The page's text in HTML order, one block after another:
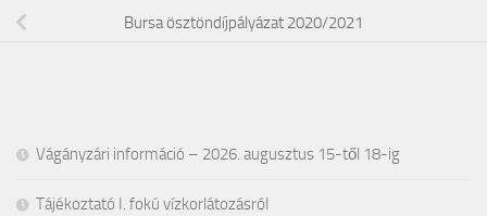
Bursa ösztöndíjpályázat 2020/2021
Vágányzári információ – 2026. augusztus 15-től 18-ig
Tájékoztató I. fokú vízkorlátozásról